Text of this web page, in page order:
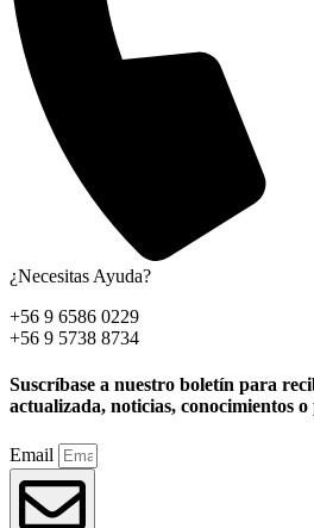
¿Necesitas Ayuda?
+56 9 6586 0229
+56 9 5738 8734
Suscríbase a nuestro boletín para
actualizada, noticias, conocimientos o
Email